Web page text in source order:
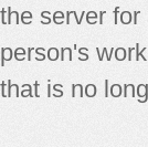
the server
person's
that is no